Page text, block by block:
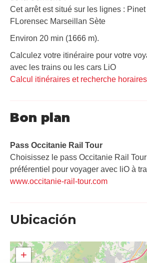
Cet arrêt est situé sur les lignes :
FLorensec Marseillan Sète
Environ 20 min (1666 m).
Calculez votre itinéraire pour votre
avec les trains ou les cars LiO
Calcul itinéraires et recherche horaires
Bon plan
Pass Occitanie Rail Tour​
Choisissez le pass Occitanie Rail
préférentiel pour voyager avec liO à
www.occitanie-rail-tour.com
Ubicación
+